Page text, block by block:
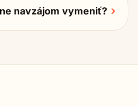
navzájom vymeniť? ›